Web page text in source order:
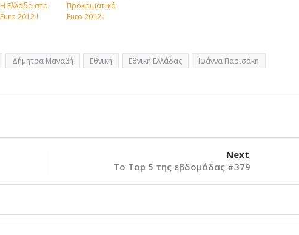
Η Ελλάδα στο
Euro 2012 !
Προκριματικά
Euro 2012 !
Δήμητρα Μαναβή Εθνική Εθνική Ελλάδας
Ιωάννα Παρισάκη
Next
Το Top 5 της εβδομάδας #379